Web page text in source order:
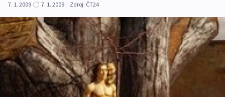
7. 1. 2009
7. 1. 2009 | Zdroj: ČT24